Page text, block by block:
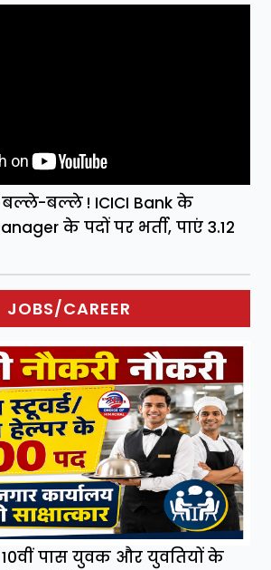
बल्ले-बल्ले ! ICICI Bank के
के पदों पर भर्ती, पाएं 3.12
JOBS/CAREER
पास युवक और युवतियों के